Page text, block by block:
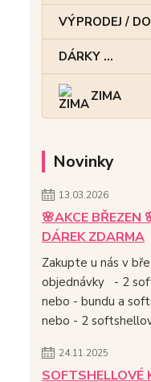
VÝPRODEJ /
DÁRKY ...
ZIMA
Novinky
13.03.2026
🌸AKCE BŘEZEN
DÁREK ZDARMA
Zakupte u nás v
objednávky - 2
nebo - bundu a
nebo - 2
24.11.2025
SOFTSHELLOVÉ